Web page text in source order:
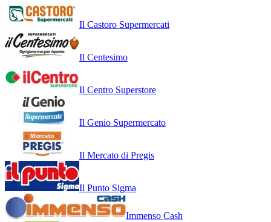
Il Castoro Supermercati
Il Centesimo
Il Centro Superstore
Il Genio Supermercato
Il Mercato di Pregis
Il Punto Sigma
Immenso Cash